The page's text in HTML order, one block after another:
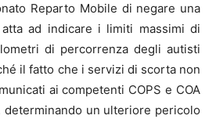
Reparto Mobile di negare una
ad indicare i limiti massimi di
di percorrenza degli autisti
il fatto che i servizi di scorta non
ai competenti COPS e COA
determinando un ulteriore pericolo